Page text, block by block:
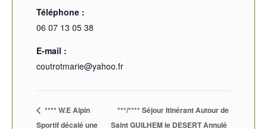
Téléphone :
06 07 13 05 38
E-mail :
coutrotmarie@yahoo.fr
**** W.E Alpin
Sportif décalé une
***/**** Séjour Itinérant Autour de
Saint GUILHEM le DESERT Annulé